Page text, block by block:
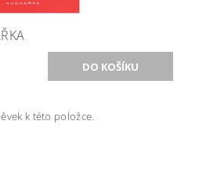
k této položce.